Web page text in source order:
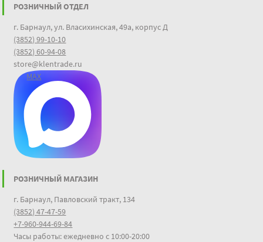
РОЗНИЧНЫЙ ОТДЕЛ
г. Барнаул, ул. Власихинская, 49а, корпус Д
(3852) 99-10-10
(3852) 60-94-08
store@klentrade.ru
MAX
РОЗНИЧНЫЙ МАГАЗИН
г. Барнаул, Павловский тракт, 134
(3852) 47-47-59
+7-960-944-69-84
Часы работы: ежедневно с 10:00-20:00